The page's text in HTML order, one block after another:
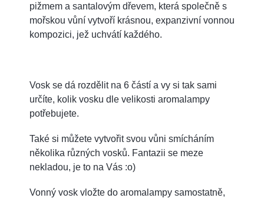
pižmem a santalovým dřevem, která společně s
mořskou vůní vytvoří krásnou, expanzivní vonnou
kompozici, jež uchvátí každého.
Vosk se dá rozdělit na 6 částí a vy si tak sami
určíte, kolik vosku dle velikosti aromalampy
potřebujete.
Také si můžete vytvořit svou vůni smícháním
několika různých vosků. Fantazii se meze
nekladou, je to na Vás :o)
Vonný vosk vložte do aromalampy samostatně,